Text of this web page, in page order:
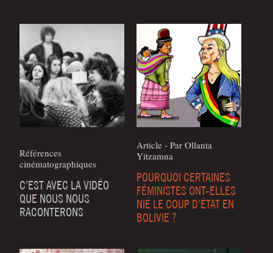
Références
cinématographiques
C’EST AVEC LA VIDÉO
QUE NOUS NOUS
RACONTERONS
Article - Par Ollanta
Yitzamna
POURQUOI CERTAINES
FÉMINISTES ONT-ELLES
NIÉ LE COUP D’ÉTAT EN
BOLIVIE ?